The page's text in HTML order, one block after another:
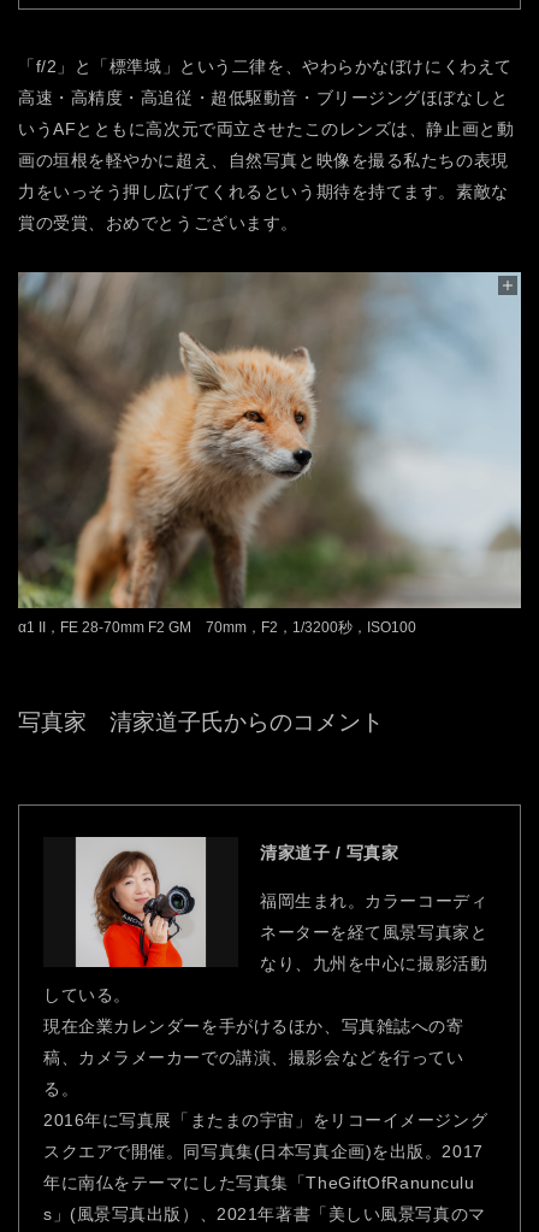
「f/2」と「標準域」という二律を、やわらかなぼけにくわえて
高速・高精度・高追従・超低駆動音・ブリージングほぼなしと
いうAFとともに高次元で両立させたこのレンズは、静止画と動
画の垣根を軽やかに超え、自然写真と映像を撮る私たちの表現
力をいっそう押し広げてくれるという期待を持てます。素敵な
賞の受賞、おめでとうございます。
α1 II，FE 28-70mm F2 GM 70mm，F2，1/3200秒，ISO100
写真家 清家道子氏からのコメント
清家道子 / 写真家
福岡生まれ。カラーコーディ
ネーターを経て風景写真家と
なり、九州を中心に撮影活動
している。
現在企業カレンダーを手がけるほか、写真雑誌への寄
稿、カメラメーカーでの講演、撮影会などを行ってい
る。
2016年に写真展「またまの宇宙」をリコーイメージング
スクエアで開催。同写真集(日本写真企画)を出版。2017
年に南仏をテーマにした写真集「TheGiftOfRanunculu
s」(風景写真出版）、2021年著書「美しい風景写真のマ